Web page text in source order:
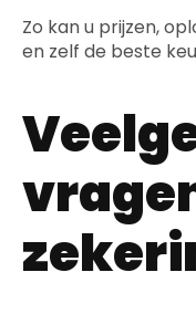
Zo kan u prijzen,
en zelf de beste